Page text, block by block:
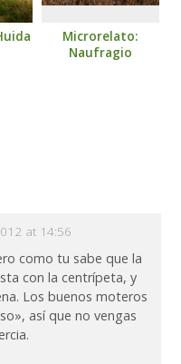
Microrelato:
Naufragio
at 14:56
como tu sabe que la
con la centrípeta, y
Los buenos moteros
así que no vengas